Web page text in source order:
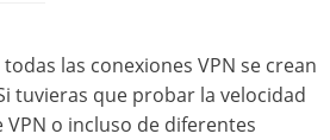
las conexiones VPN se crean
tuvieras que probar la velocidad
o incluso de diferentes